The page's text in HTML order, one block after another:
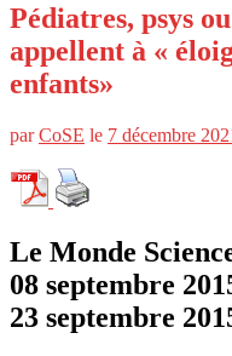
Pédiatres, psys
appellent à «
enfants»
parCoSE le 7 décembre
Le Monde
08 septembre
23 septembre